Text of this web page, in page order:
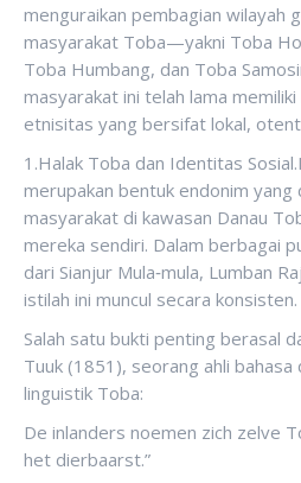
menguraikan pembagian wilayah
masyarakat Toba—yakni Toba
Toba Humbang, dan Toba
masyarakat ini telah lama
etnisitas yang bersifat lokal,
1.Halak Toba dan Identitas
merupakan bentuk endonim yang
masyarakat di kawasan Danau
mereka sendiri. Dalam berbagai
dari Sianjur Mula‑mula, Lumban
istilah ini muncul secara konsisten.
Salah satu bukti penting berasal
Tuuk (1851), seorang ahli
linguistik Toba:
De inlanders noemen zich zelve
het dierbaarst.”